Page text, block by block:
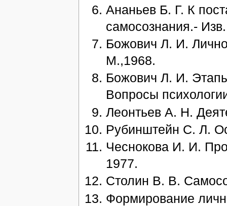
Ананьев Б. Г. К
самосознания.-
Божович Л. И.
М.,1968.
Божович Л. И.
Вопросы
Леонтьев А. Н.
Рубинштейн С. Л.
Чеснокова И. И.
1977.
Столин В. В.
Формирование